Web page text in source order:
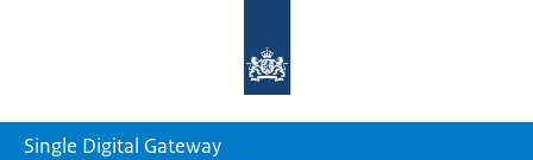
homepage
Single Digital Gateway